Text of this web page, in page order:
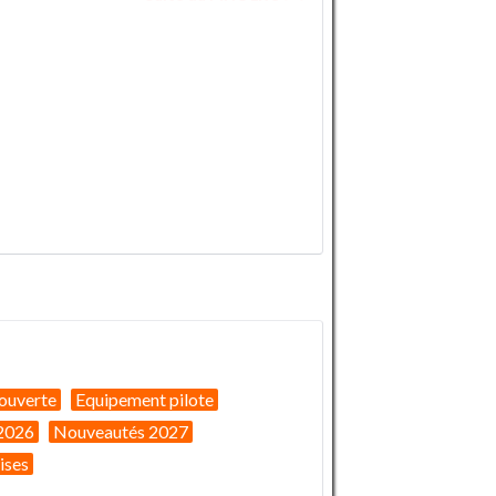
Equipement pilote
Nouveautés 2027